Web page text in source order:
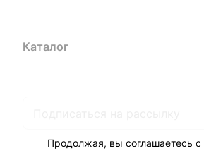
Каталог
Продолжая, вы соглашаетесь с